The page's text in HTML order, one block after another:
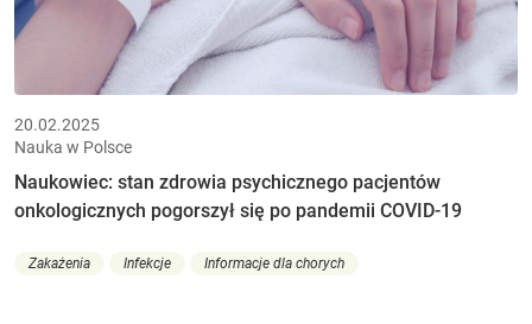
20.02.2025
Nauka w Polsce
Naukowiec: stan zdrowia psychicznego pacjentów
onkologicznych pogorszył się po pandemii COVID-19
Zakażenia Infekcje Informacje dla chorych